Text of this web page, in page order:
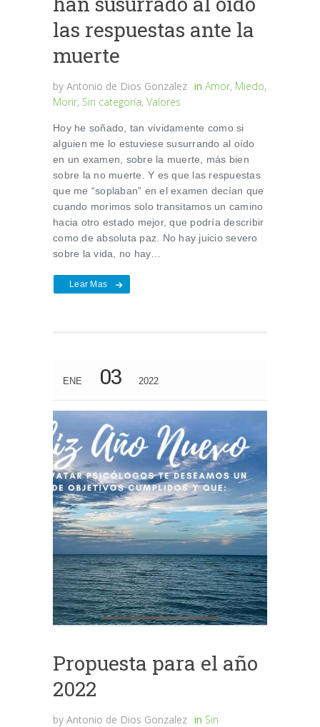
las respuestas ante la
muerte
by Antonio de Dios Gonzalez in Amor, Miedo,
Morir, Sin categoría, Valores
Hoy he soñado, tan vívidamente como si
alguien me lo estuviese susurrando al oído
en un examen, sobre la muerte, más bien
sobre la no muerte. Y es que las respuestas
que me “soplaban” en el examen decían que
cuando morimos solo transitamos un camino
hacia otro estado mejor, que podría describir
como de absoluta paz. No hay juicio severo
sobre la vida, no hay…
Lear Mas
ENE 03 2022
Propuesta para el año
2022
by Antonio de Dios Gonzalez in Sin